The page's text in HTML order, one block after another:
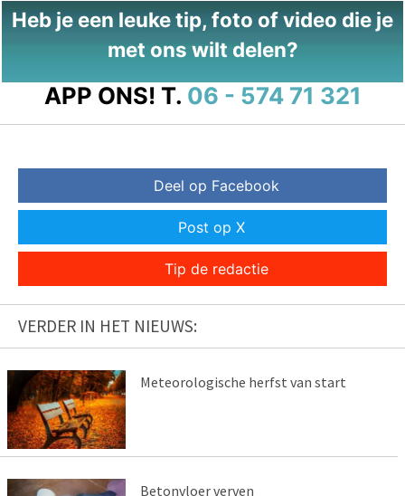
Heb je een leuke tip, foto of video die je
met ons wilt delen?
APP ONS! T. 06 - 574 71 321
Deel op Facebook
Post op X
Tip de redactie
VERDER IN HET NIEUWS:
Meteorologische herfst van start
Betonvloer verven